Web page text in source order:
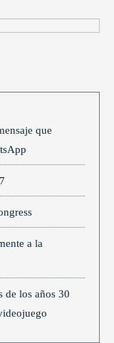
que
a la
de los años 30